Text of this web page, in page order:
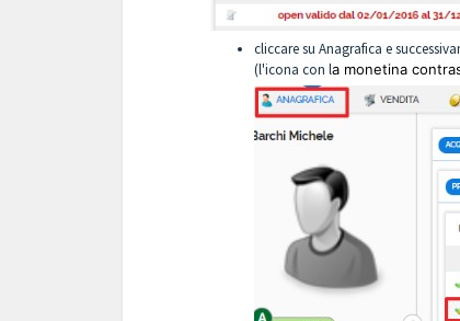
cliccare su Anagrafica e
(l'icona con la monetina